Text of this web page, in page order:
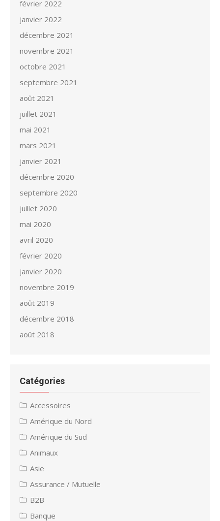
février 2022
janvier 2022
décembre 2021
novembre 2021
octobre 2021
septembre 2021
août 2021
juillet 2021
mai 2021
mars 2021
janvier 2021
décembre 2020
septembre 2020
juillet 2020
mai 2020
avril 2020
février 2020
janvier 2020
novembre 2019
août 2019
décembre 2018
août 2018
Catégories
Accessoires
Amérique du Nord
Amérique du Sud
Animaux
Asie
Assurance / Mutuelle
B2B
Banque